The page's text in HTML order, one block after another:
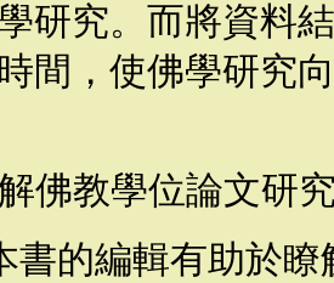
研究。而將資料
間，使佛學研究
佛教學位論文研
書的編輯有助於